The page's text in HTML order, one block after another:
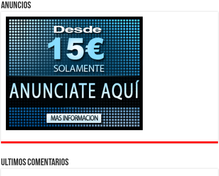
Anuncios
Ultimos Comentarios